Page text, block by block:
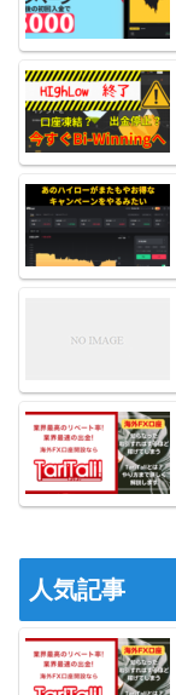
人気記事